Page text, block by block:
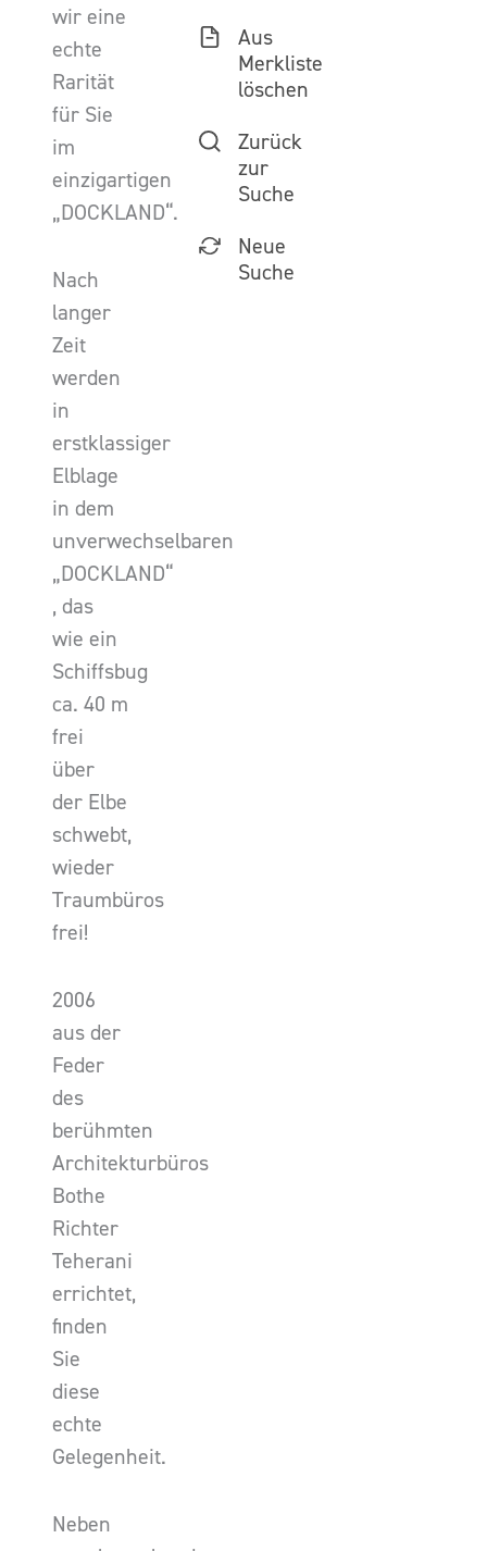
wir eine
echte
Rarität
für Sie
im
einzigartigen
„DOCKLAND“.
Nach
langer
Zeit
werden
in
erstklassiger
Elblage
in dem
unverwechselbaren
„DOCKLAND“
, das
wie ein
Schiffsbug
ca. 40 m
frei
über
der Elbe
schwebt,
wieder
Traumbüros
frei!
2006
aus der
Feder
des
berühmten
Architekturbüros
Bothe
Richter
Teherani
errichtet,
finden
Sie
diese
echte
Gelegenheit.
Neben
Aus
Merkliste
löschen
Zurück
zur
Suche
Neue
Suche